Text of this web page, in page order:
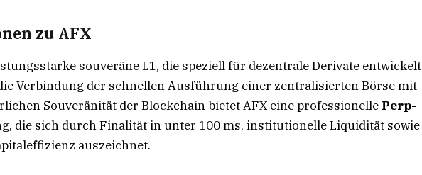
zu AFX
souveräne L1, die speziell für dezentrale Derivate entwickelt
Verbindung der schnellen Ausführung einer zentralisierten Börse mit
Souveränität der Blockchain bietet AFX eine professionelle Perp-
die sich durch Finalität in unter 100 ms, institutionelle Liquidität sowie
auszeichnet.